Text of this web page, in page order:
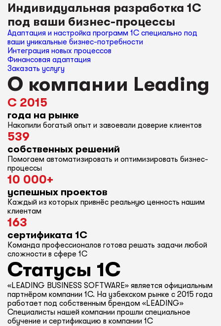
Индивидуальная разработка 1С
под ваши бизнес-процессы
Адаптация и настройка программ 1С специально под
ваши уникальные бизнес-потребности
Интеграция новых процессов
Финансовая адаптация
Заказать услугу
О компании Leading
С 2015
года на рынке
Накопили богатый опыт и завоевали доверие клиентов
539
собственных решений
Помогаем автоматизировать и оптимизировать бизнес-
процессы
10 000+
успешных проектов
Каждый из которых привнёс реальную ценность нашим
клиентам
163
сертификата 1С
Команда профессионалов готова решать задачи любой
сложности в сфере 1С
Статусы 1С
«LEADING BUSINESS SOFTWARE» является официальным
партнёром компании 1С. На узбекском рынке с 2015 года
работает под собственным брендом «LEADING»
Специалисты нашей компании прошли специальное
обучение и сертификацию в компании 1С